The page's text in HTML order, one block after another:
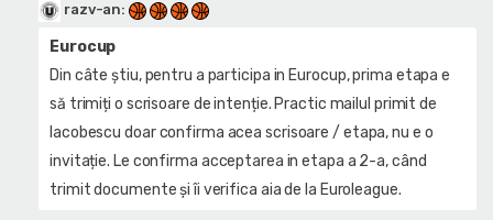
razv-an:
Eurocup
Din câte știu, pentru a participa in Eurocup, prima etapa e
să trimiți o scrisoare de intenție. Practic mailul primit de
Iacobescu doar confirma acea scrisoare / etapa, nu e o
invitație. Le confirma acceptarea in etapa a 2-a, când
trimit documente și îi verifica aia de la Euroleague.